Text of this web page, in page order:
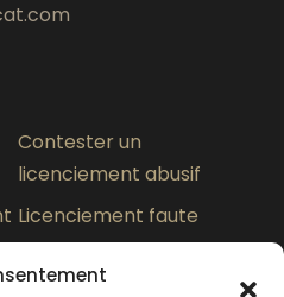
Contester un
licenciement abusif
Licenciement faute
grave
Quel est le meilleur